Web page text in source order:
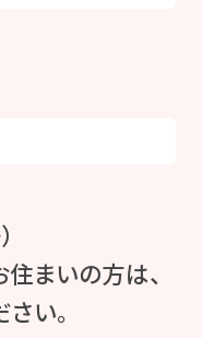
まいの方は、
い。